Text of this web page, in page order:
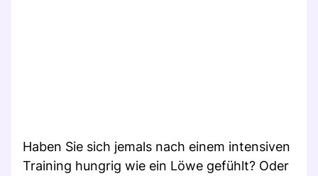
Haben Sie sich jemals nach einem intensiven
Training hungrig wie ein Löwe gefühlt? Oder